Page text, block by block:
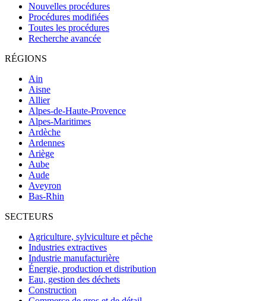
Nouvelles procédures
Procédures modifiées
Toutes les procédures
Recherche avancée
RÉGIONS
Ain
Aisne
Allier
Alpes-de-Haute-Provence
Alpes-Maritimes
Ardèche
Ardennes
Ariège
Aube
Aude
Aveyron
Bas-Rhin
SECTEURS
Agriculture, sylviculture et pêche
Industries extractives
Industrie manufacturière
Énergie, production et distribution
Eau, gestion des déchets
Construction